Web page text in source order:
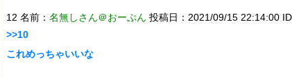
12 名前： 名無しさん＠おーぷん 投稿日：2021/09/15 22:14:00
>>10
これめっちゃいいな
イド』実写版のポスターがヤバイ！地
獄の黙示録みたい